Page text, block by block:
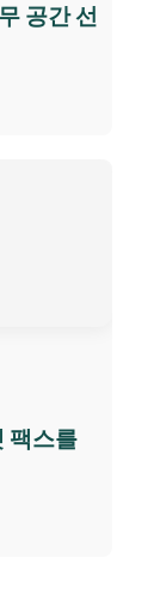
공간 선
팩스를